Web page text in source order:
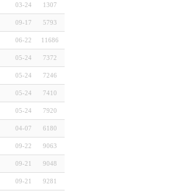
03-24 1307
09-17 5793
06-22 11686
05-24 7372
05-24 7246
05-24 7410
05-24 7920
04-07 6180
09-22 9063
09-21 9048
09-21 9281